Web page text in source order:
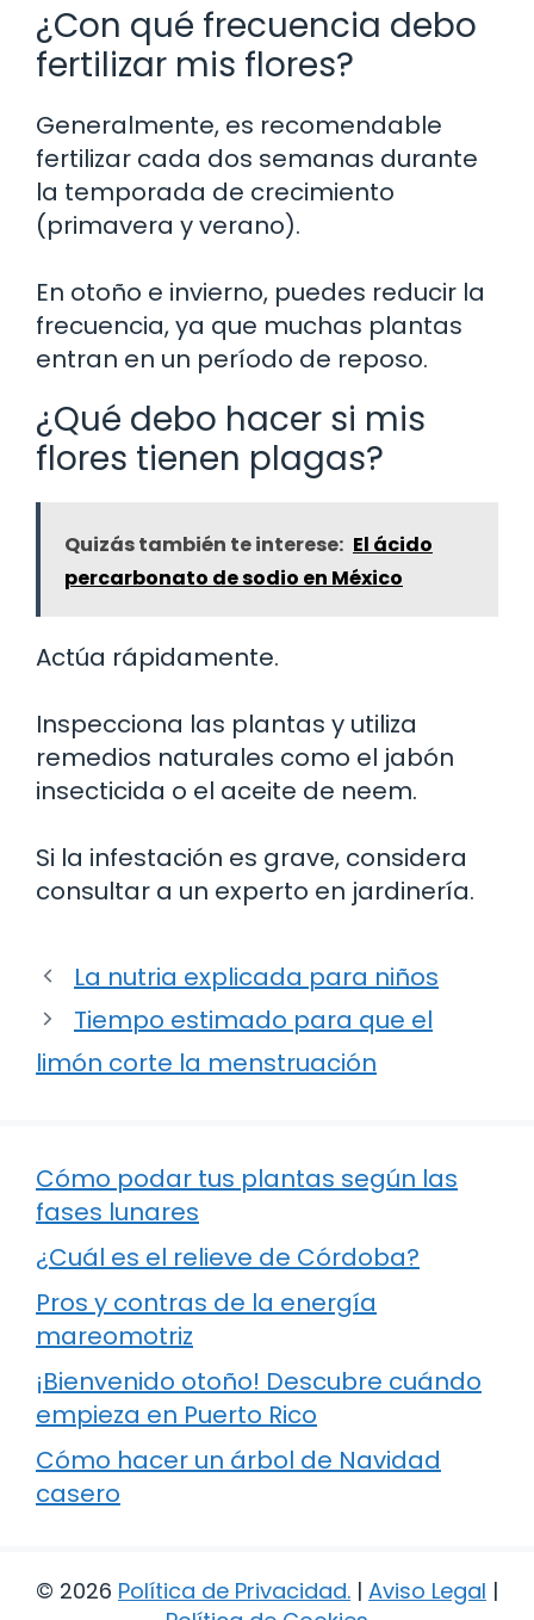
¿Con qué frecuencia debo
fertilizar mis flores?
Generalmente, es recomendable
fertilizar cada dos semanas durante
la temporada de crecimiento
(primavera y verano).
En otoño e invierno, puedes reducir la
frecuencia, ya que muchas plantas
entran en un período de reposo.
¿Qué debo hacer si mis
flores tienen plagas?
Quizás también te interese: El ácido
percarbonato de sodio en México
Actúa rápidamente.
Inspecciona las plantas y utiliza
remedios naturales como el jabón
insecticida o el aceite de neem.
Si la infestación es grave, considera
consultar a un experto en jardinería.
La nutria explicada para niños
Tiempo estimado para que el
limón corte la menstruación
Cómo podar tus plantas según las
fases lunares
¿Cuál es el relieve de Córdoba?
Pros y contras de la energía
mareomotriz
¡Bienvenido otoño! Descubre cuándo
empieza en Puerto Rico
Cómo hacer un árbol de Navidad
casero
© 2026 Política de Privacidad. | Aviso Legal |